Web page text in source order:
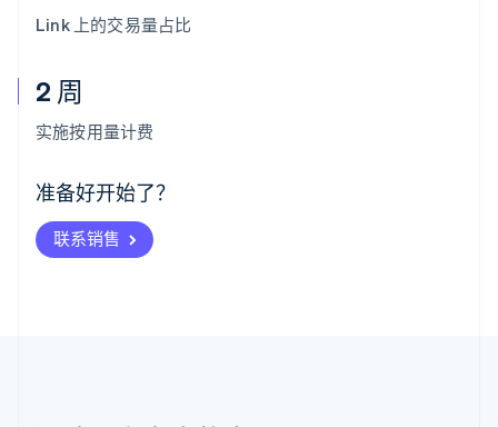
Link 上的交易量占比
2 周
实施按用量计费
准备好开始了？
联系销售
阿联酋
爱尔兰
爱沙尼亚
English
奥地利
Deutsch English